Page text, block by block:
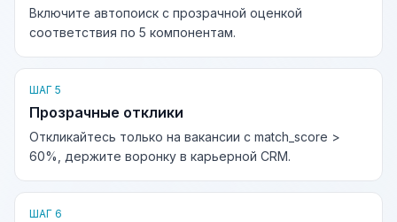
Включите автопоиск с прозрачной оценкой
соответствия по 5 компонентам.
ШАГ 5
Прозрачные отклики
Откликайтесь только на вакансии с match_score >
60%, держите воронку в карьерной CRM.
ШАГ 6